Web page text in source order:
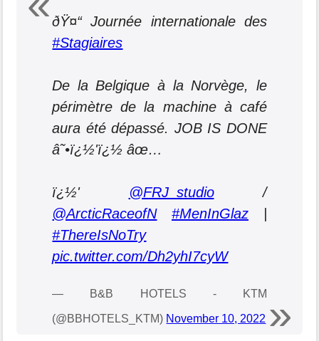
ðŸ¤“ Journée internationale des
#Stagiaires
De la Belgique à la Norvège, le
périmètre de la machine à café
aura été dépassé. JOB IS DONE
â˜•ï¿½'ï¿½ âœ…
ï¿½' @FRJ_studio/
@ArcticRaceofN
#MenInGlaz
#ThereIsNoTry
pic.twitter.com/Dh2yhI7cyW
— B&B HOTELS - KTM
(@BBHOTELS_KTM) November 10, 2022